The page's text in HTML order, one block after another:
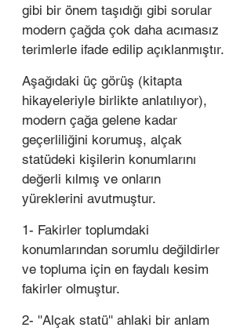
gibi bir önem taşıdığı gibi sorular
modern çağda çok daha acımasız
terimlerle ifade edilip açıklanmıştır.
Aşağıdaki üç görüş (kitapta
hikayeleriyle birlikte anlatılıyor),
modern çağa gelene kadar
geçerliliğini korumuş, alçak
statüdeki kişilerin konumlarını
değerli kılmış ve onların
yüreklerini avutmuştur.
1- Fakirler toplumdaki
konumlarından sorumlu değildirler
ve topluma için en faydalı kesim
fakirler olmuştur.
2- ''Alçak statü'' ahlaki bir anlam